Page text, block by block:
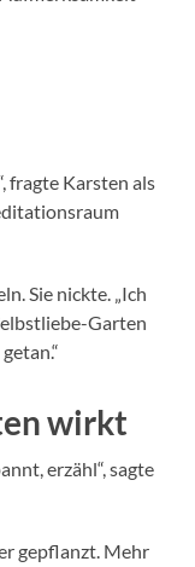
fragte Karsten als
Sie nickte. „Ich
Garten
wirkt
erzähl“, sagte
gepflanzt. Mehr